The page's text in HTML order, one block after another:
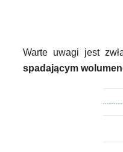
Warte uwagi jest
spadającym